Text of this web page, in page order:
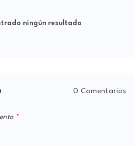
ningún resultado
0 Comentarios